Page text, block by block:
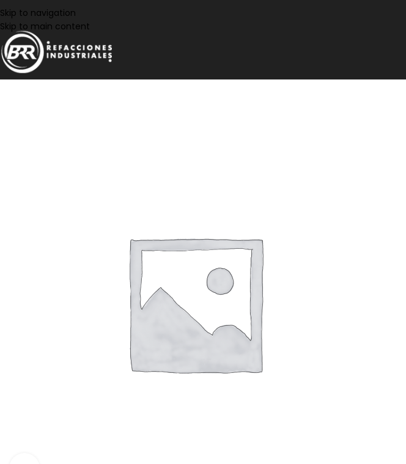
Skip to navigation
Skip to main content